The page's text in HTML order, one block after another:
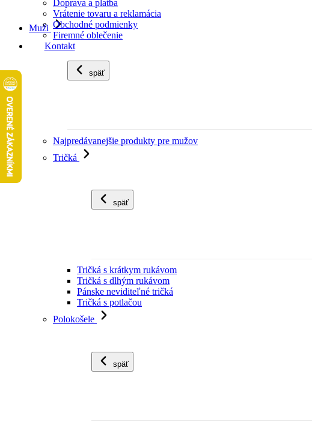
Doprava a platba
Vrátenie tovaru a reklamácia
Obchodné podmienky
Firemné oblečenie
Kontakt
Muži
späť
Najpredávanejšie produkty pre mužov
Tričká
späť
Tričká s krátkym rukávom
Tričká s dlhým rukávom
Pánske neviditeľné tričká
Tričká s potlačou
Polokošele
späť